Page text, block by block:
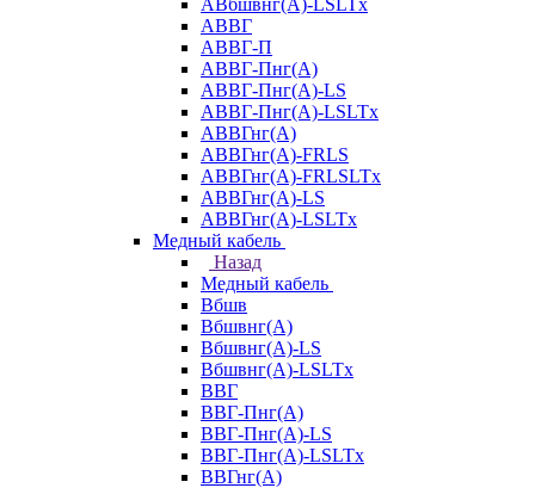
АВбшвнг(А)-LSLTx
АВВГ
АВВГ-П
АВВГ-Пнг(А)
АВВГ-Пнг(А)-LS
АВВГ-Пнг(А)-LSLTx
АВВГнг(А)
АВВГнг(А)-FRLS
АВВГнг(А)-FRLSLTx
АВВГнг(А)-LS
АВВГнг(А)-LSLTx
Медный кабель
Назад
Медный кабель
Вбшв
Вбшвнг(А)
Вбшвнг(А)-LS
Вбшвнг(А)-LSLTx
ВВГ
ВВГ-Пнг(А)
ВВГ-Пнг(А)-LS
ВВГ-Пнг(А)-LSLTx
ВВГнг(А)